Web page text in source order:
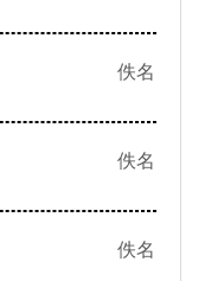
佚名
佚名
佚名